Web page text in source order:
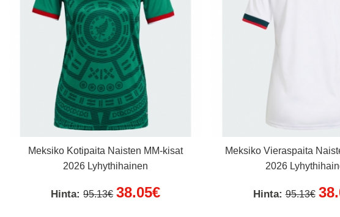
Meksiko Kotipaita Naisten MM-kisat
2026 Lyhythihainen
Hinta:95.13€ 38.05€
Meksiko Vieraspaita
2026
Hinta:95.13€